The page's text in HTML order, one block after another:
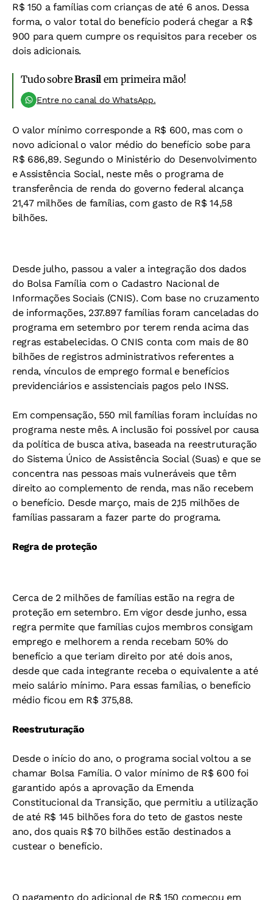
R$ 150 a famílias com crianças de até 6 anos. Dessa
forma, o valor total do benefício poderá chegar a R$
900 para quem cumpre os requisitos para receber os
dois adicionais.
Tudo sobreBrasil em primeira mão!
Entre no canal do WhatsApp.
O valor mínimo corresponde a R$ 600, mas com o
novo adicional o valor médio do benefício sobe para
R$ 686,89. Segundo o Ministério do Desenvolvimento
e Assistência Social, neste mês o programa de
transferência de renda do governo federal alcança
21,47 milhões de famílias, com gasto de R$ 14,58
bilhões.
Desde julho, passou a valer a integração dos dados
do Bolsa Família com o Cadastro Nacional de
Informações Sociais (CNIS). Com base no cruzamento
de informações, 237.897 famílias foram canceladas do
programa em setembro por terem renda acima das
regras estabelecidas. O CNIS conta com mais de 80
bilhões de registros administrativos referentes a
renda, vínculos de emprego formal e benefícios
previdenciários e assistenciais pagos pelo INSS.
Em compensação, 550 mil famílias foram incluídas no
programa neste mês. A inclusão foi possível por causa
da política de busca ativa, baseada na reestruturação
do Sistema Único de Assistência Social (Suas) e que se
concentra nas pessoas mais vulneráveis que têm
direito ao complemento de renda, mas não recebem
o benefício. Desde março, mais de 2,15 milhões de
famílias passaram a fazer parte do programa.
Regra de proteção
Cerca de 2 milhões de famílias estão na regra de
proteção em setembro. Em vigor desde junho, essa
regra permite que famílias cujos membros consigam
emprego e melhorem a renda recebam 50% do
benefício a que teriam direito por até dois anos,
desde que cada integrante receba o equivalente a até
meio salário mínimo. Para essas famílias, o benefício
médio ficou em R$ 375,88.
Reestruturação
Desde o início do ano, o programa social voltou a se
chamar Bolsa Família. O valor mínimo de R$ 600 foi
garantido após a aprovação da Emenda
Constitucional da Transição, que permitiu a utilização
de até R$ 145 bilhões fora do teto de gastos neste
ano, dos quais R$ 70 bilhões estão destinados a
custear o benefício.
O pagamento do adicional de R$ 150 começou em